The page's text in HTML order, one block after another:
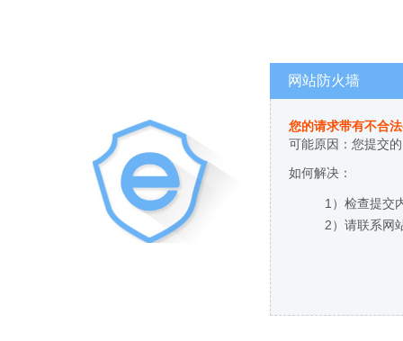
网站防火墙
您的请求带有不合
可能原因：您提交
如何解决：
1）检查提交
2）请联系网